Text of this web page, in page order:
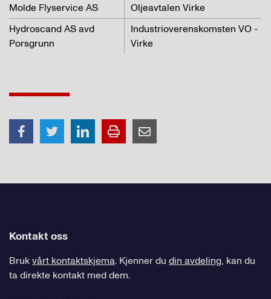
Molde Flyservice AS
Oljeavtalen Virke
Hydroscand AS avd
Porsgrunn
Industrioverenskomsten VO -
Virke
Kontakt oss
Brukvårt kontaktskjema. Kjenner du din avdeling, kan du
ta direkte kontakt med dem.